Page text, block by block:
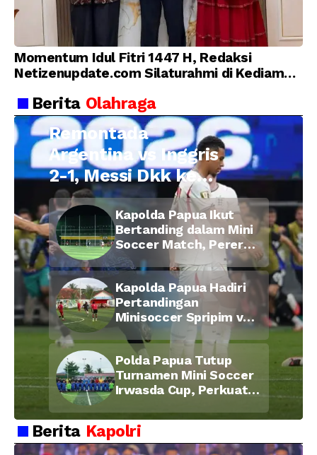
Momentum Idul Fitri 1447 H, Redaksi
Netizenupdate.com Silaturahmi di Kediaman
Berita Olahraga
Remontada
Argentina vs Inggris
2-1, Messi Dkk ke
Final Piala Dunia
2026
Kapolda Papua Ikut
Bertanding dalam Mini
Soccer Match, Pererat
Kebersamaan Personel
di Bulan Ramadan
Kapolda Papua Hadiri
Pertandingan
Minisoccer Spripim vs
Bid Propam, Pererat
Soliditas dan
Kebersamaan Personel
Polda Papua Tutup
Turnamen Mini Soccer
Irwasda Cup, Perkuat
Kebersamaan Personel
Berita Kapolri